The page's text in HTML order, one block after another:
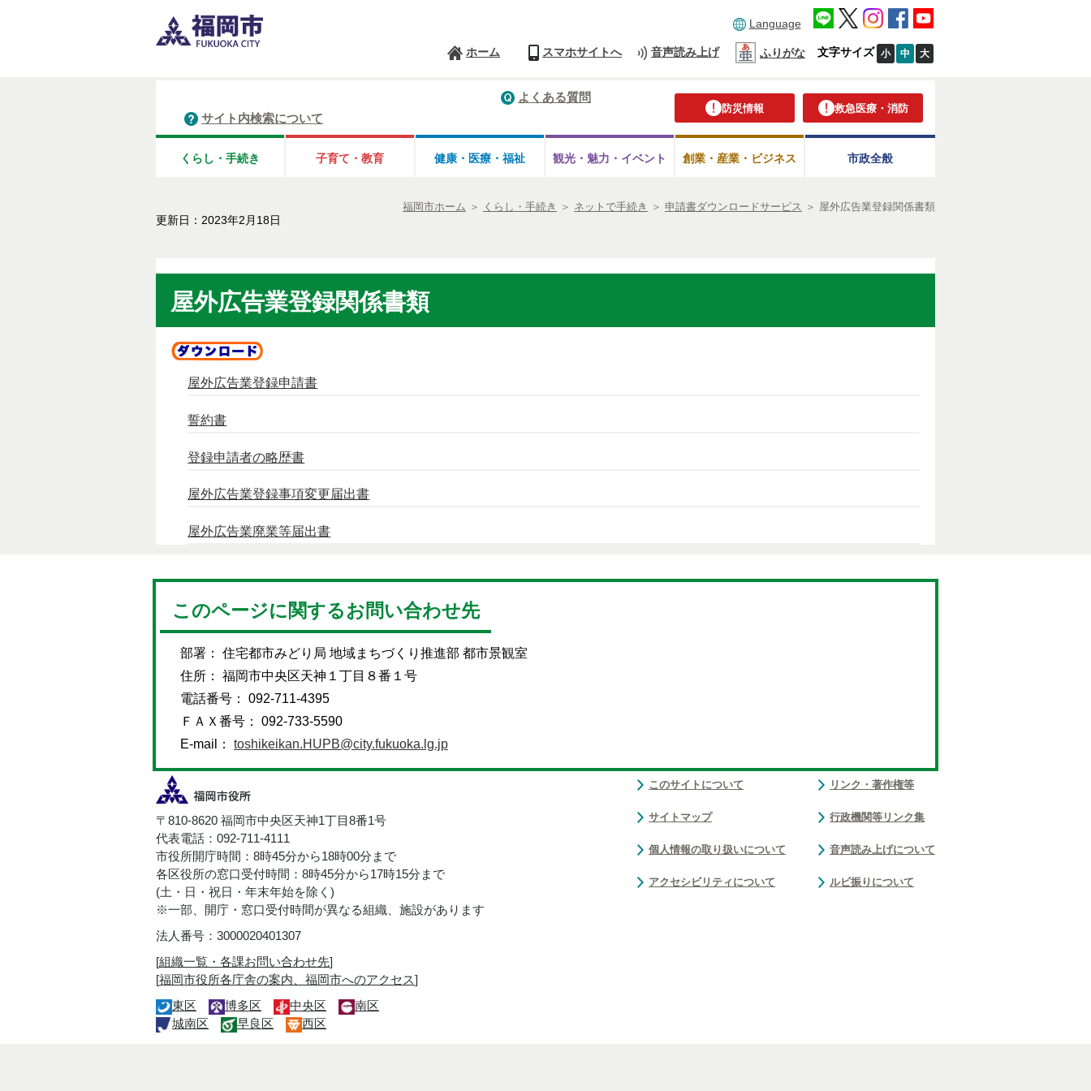
Language
ホーム スマホサイトへ 音声読み上げ ふりがな 文字サイズ 小 中 大
防災情報 救急医療・消防
よくある質問
サイト内検索について
くらし・手続き 子育て・教育 健康・医療・ 福祉 観光・魅力・ イベント 創業・産業・ビジネス 市政全般
福岡市ホーム ＞ くらし・手続き ＞ ネットで手続き ＞ 申請書ダウンロードサービス ＞ 屋外広告業登録関係書類
更新日：2023年2月18日
屋外広告業登録関係書類
屋外広告業登録申請書
誓約書
登録申請者の略歴書
屋外広告業登録事項変更届出書
屋外広告業廃業等届出書
このページに関するお問い合わせ先
部署： 住宅都市みどり局 地域まちづくり推進部 都市景観室
住所： 福岡市中央区天神１丁目８番１号
電話番号： 092-711-4395
ＦＡＸ番号： 092-733-5590
E-mail： toshikeikan.HUPB@city.fukuoka.lg.jp
〒810-8620 福岡市中央区天神1丁目8番1号
代表電話：092-711-4111
市役所開庁時間：8時45分から18時00分まで
各区役所の窓口受付時間：8時45分から17時15分まで
(土・日・祝日・年末年始を除く)
※一部、開庁・窓口受付時間が異なる組織、施設があります
法人番号：3000020401307
[組織一覧・各課お問い合わせ先]
[福岡市役所各庁舎の案内、福岡市へのアクセス]
東区
博多区 中央区
南区
城南区
早良区 西区
このサイトについて
サイトマップ
個人情報の取り扱いについて
アクセシビリティについて
リンク・著作権等
行政機関等リンク集
音声読み上げについて
ルビ振りについて